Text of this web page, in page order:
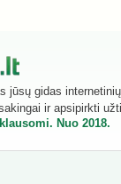
jūsų gidas
ir apsipirkti
Nuo 2018.